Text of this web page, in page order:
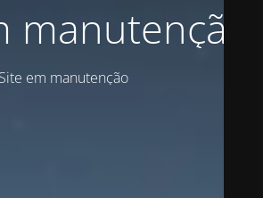
manutenção
Site em manutenção